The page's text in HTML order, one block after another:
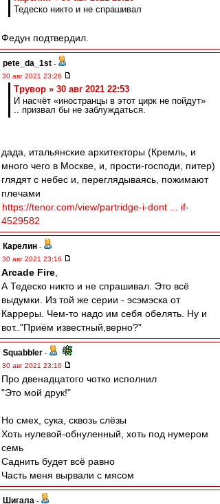
Тедеско никто и не спрашивал
Федун подтвердил.
pete_da_1st -
30 авг 2021 23:26
Трувор » 30 авг 2021 22:53
И насчёт «иностранцы в этот цирк не пойдут»
.. призвал бы не заблуждаться.
дада, итальянские архитекторы (Кремль, и
много чего в Москве, и, прости-господи, питер)
глядят с небес и, переглядываясь, пожимают
плечами
https://tenor.com/view/partridge-i-dont ... if-
4529582
Карелин -
30 авг 2021 23:16
Arcade Fire
А Тедеско никто и не спрашивал. Это всё
выдумки. Из той же серии - эсэмэска от
Карреры. Чем-то надо им себя обелять. Ну и
вот.."Приём известный,верно?"
Squabbler -
30 авг 2021 23:16
Про двенадцатого чотко исполнил
"Это мой друк!"
Но смех, сука, сквозь слёзы
Хоть нулевой-обнуленный, хоть под нумером
семь
Саднить будет всё равно
Часть меня вырвали с мясом
Шигала -